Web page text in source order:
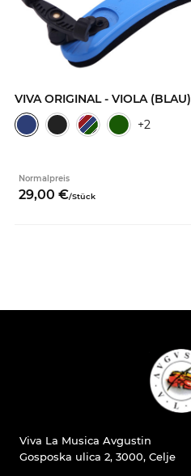
VIVA ORIGINAL - VIOLA (BLAU)
+2
Normalpreis
29,00 €/Stück
Viva La Musica Avgustin
Gosposka ulica 2, 3000, Celje